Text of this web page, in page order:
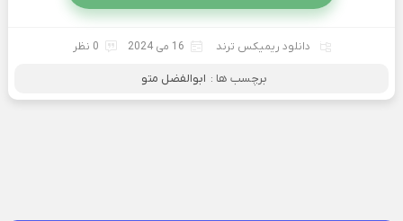
دانلود ریمیکس ترند 16 می 2024 0 نظر
برچسب ها : ابوالفضل متو